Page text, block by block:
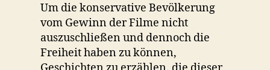
Um die konservative Bevölkerung
vom Gewinn der Filme nicht
auszuschließen und dennoch die
Freiheit haben zu können,